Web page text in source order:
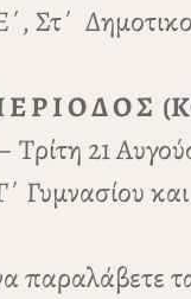
Στ΄
Ρ Ι Ο Δ Ο Σ
21
Γυμνασίου
παραλάβετε